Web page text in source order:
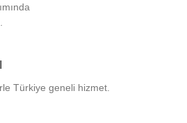
Türkiye geneli hizmet.